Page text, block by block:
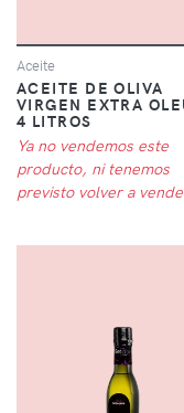
Aceite
ACEITE DE OLIVA
VIRGEN EXTRA
4 LITROS
Ya no vendemos este
producto, ni tenemos
previsto volver a